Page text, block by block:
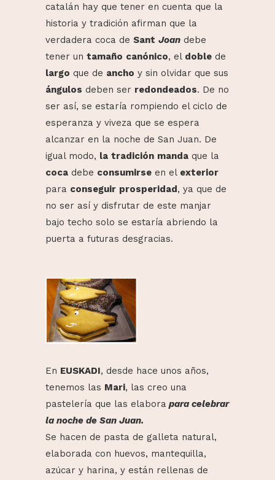
catalán hay que tener en cuenta que la
historia y tradición afirman que la
verdadera coca de Sant Joan debe
tener un tamaño canónico, el doble de
largo que de ancho y sin olvidar que sus
ángulos deben ser redondeados. De no
ser así, se estaría rompiendo el ciclo de
esperanza y viveza que se espera
alcanzar en la noche de San Juan. De
igual modo, la tradición manda que la
coca debe consumirse en el exterior
para conseguir prosperidad, ya que de
no ser así y disfrutar de este manjar
bajo techo solo se estaría abriendo la
puerta a futuras desgracias.
En EUSKADI, desde hace unos años,
tenemos las Mari, las creo una
pastelería que las elabora para celebrar
la noche de San Juan.
Se hacen de pasta de galleta natural,
elaborada con huevos, mantequilla,
azúcar y harina, y están rellenas de